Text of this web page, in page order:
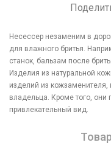
Несессер незаменим в
для влажного бритья.
станок, бальзам после
Изделия из натуральной
изделий из кожзаменителя,
владельца. Кроме того, они
привлекательный вид.